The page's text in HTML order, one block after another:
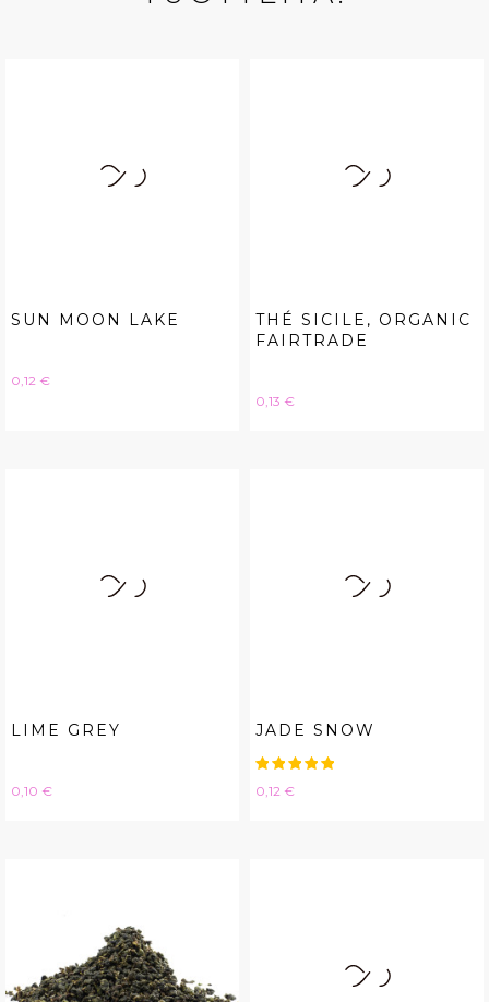
SUN MOON LAKE
Hinta
0,12 €
THÉ SICILE, ORGANIC
FAIRTRADE
Hinta
0,13 €
LIME GREY
Hinta
0,10 €
JADE SNOW
Hinta
0,12 €